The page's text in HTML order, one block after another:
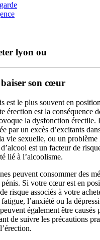
lyon ou
son cœur
est le plus souvent en
érection est la conséquence
la dysfonction érectile.
par un excès d’excitants
vie sexuelle, ou un
est un facteur de
lié à l’alcoolisme.
peuvent consommer des
Si votre cœur est en
risque associés à votre
l’anxiété ou la
également être causés
de suivre les précautions